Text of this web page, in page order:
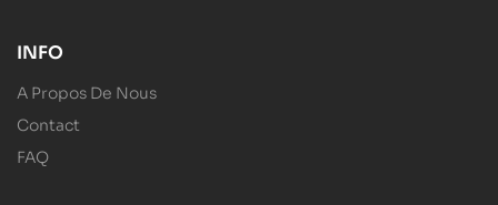
INFO
A Propos De Nous
Contact
FAQ